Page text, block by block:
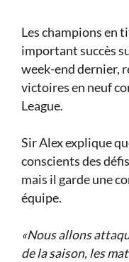
Les champions en
important succès
week-end dernier,
victoires en neuf
League.
Sir Alex explique
conscients des
mais il garde une
équipe.
«Nous allons
de la saison, les